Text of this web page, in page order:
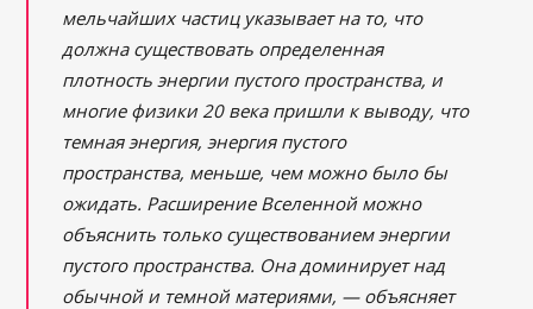
мельчайших частиц указывает на то, что
должна существовать определенная
плотность энергии пустого пространства, и
многие физики 20 века пришли к выводу, что
темная энергия, энергия пустого
пространства, меньше, чем можно было бы
ожидать. Расширение Вселенной можно
объяснить только существованием энергии
пустого пространства. Она доминирует над
обычной и темной материями, — объясняет